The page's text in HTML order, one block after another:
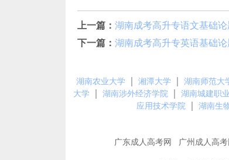
上一篇： 湖南成考高升专语文基础论
下一篇： 湖南成考高升专英语基础论
湖南农业大学 湘潭大学 湖南师范大
大学
湖南涉外经济学院 湖南城建职
应用技术学院
湖南生
广东成人高考网 广州成人高考